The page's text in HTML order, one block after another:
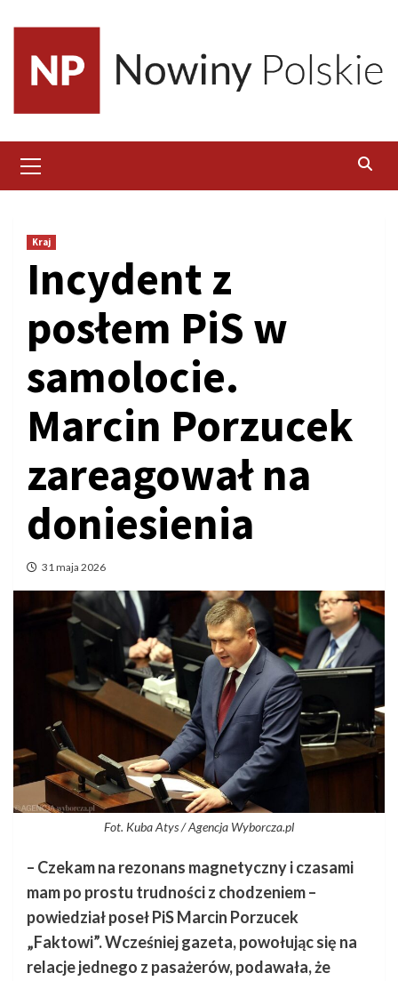
content
Menu
Kraj
Incydent z
posłem PiS w
samolocie.
Marcin Porzucek
zareagował na
doniesienia
31 maja 2026
Fot. Kuba Atys / Agencja Wyborcza.pl
– Czekam na rezonans magnetyczny i czasami
mam po prostu trudności z chodzeniem –
powiedział poseł PiS Marcin Porzucek
„Faktowi”. Wcześniej gazeta, powołując się na
relacje jednego z pasażerów, podawała, że